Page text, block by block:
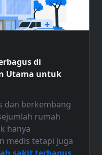
di
Utama untuk
dan berkembang
rumah
hanya
medis tetapi juga